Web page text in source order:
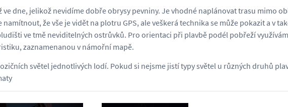
ve dne, jelikož nevidíme dobře obrysy pevniny. Je vhodné naplánovat trasu mimo
že vše je vidět na plotru GPS, ale veškerá technika se může pokazit a v
ve tmě neviditelných ostrůvků. Pro orientaci při plavbě podél pobřeží
zaznamenanou v námořní mapě.
světel jednotlivých lodí. Pokud si nejsme jistí typy světel u různých druhů